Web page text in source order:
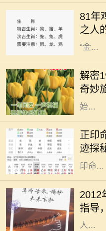
81年
之人
合常
格特
五行
“金...
解密
奇妙
在命
日期
3月9
通的
始...
正印
迹探
正印
为吉
言，
代表
印命...
2012
指导
的变化
在中
厚的
孩子
性格
人...